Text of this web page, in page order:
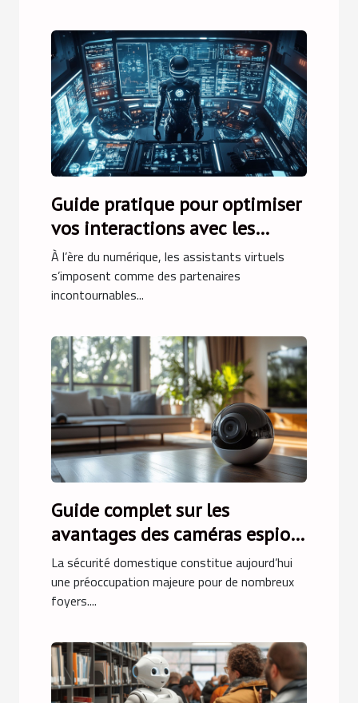
Guide pratique pour optimiser
vos interactions avec les
assistants virtuels
À l’ère du numérique, les assistants virtuels
s’imposent comme des partenaires
incontournables...
Guide complet sur les
avantages des caméras espion
pour la sécurité domestique
La sécurité domestique constitue aujourd’hui
une préoccupation majeure pour de nombreux
foyers....